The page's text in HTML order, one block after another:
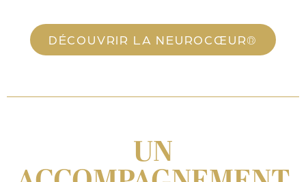
DÉCOUVRIR LA NEUROCŒUR®
UN